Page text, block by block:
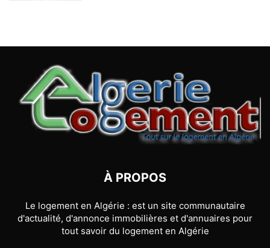
À PROPOS
Le logement en Algérie : est un site communautaire
d'actualité, d'annonce immobilières et d'annuaires pour
tout savoir du logement en Algérie